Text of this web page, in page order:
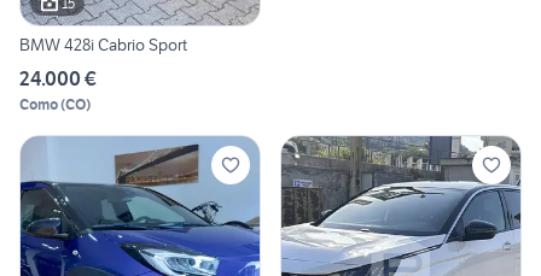
BMW 428i Cabrio Sport
24.000 €
Como(CO)